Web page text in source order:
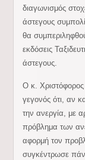
διαγωνισμός
άστεγους
θα
εκδόσεις
άστεγους.
Ο κ. Χριστόφορος
γεγονός ότι, αν
την ανεργία, με
πρόβλημα των
αφορμή τον
συγκέντρωσε